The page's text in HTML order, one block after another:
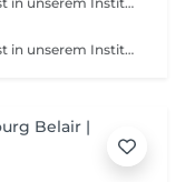
Zuckerhaarentfernung Diese Methode ist in unserem Institut sehr beliebt geworden. Die Zuckerpaste ist 100% natürlich. Sie basiert auf tausendjährigen Rezepten aus dem Nahen Osten und enthält ausschließlich Wasser und Zucker ohne chemische, aromatische oder färbende Substanzen. Die Paste ist hypoallergen und verursacht keine Hautreizungen. Sie gilt für alle Bereiche. Die Paste wird in das Follikel massiert, umhüllt die Haare, umgibt sie und schmiert sie. Die Extraktion erfolgt in natürlicher Haarwuchsrichtung. Es gibt keine gebrochenen Haare mehr im Follikel. Diese Technik verursacht keine Rötung oder Reizung der Haut. Ein nicht zu vernachlässigender Vorteil ist die Tatsache, dass Sie keine bestimmte Haarlänge haben müssen, da der Zucker anders als beim Wachs sehr kurze Haare effektiv entfernt. Wir empfehlen diese Methode auch Teenagern beim ersten Depilieren und bei Menschen, die eine vollständige Körperhaarentfernung wünschen, da sie viel weniger schmerzhaft ist als Wachsen.